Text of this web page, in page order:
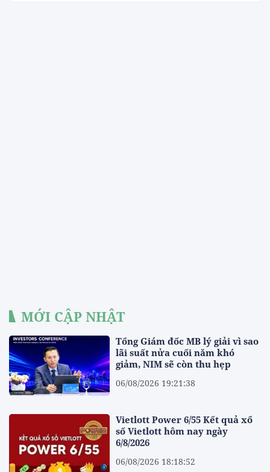
MỚI CẬP NHẬT
Tổng Giám đốc MB lý giải vì sao
lãi suất nửa cuối năm khó
giảm, NIM sẽ còn thu hẹp
06/08/2026 19:21:38
Vietlott Power 6/55 Kết quả xổ
số Vietlott hôm nay ngày
6/8/2026
06/08/2026 18:18:52